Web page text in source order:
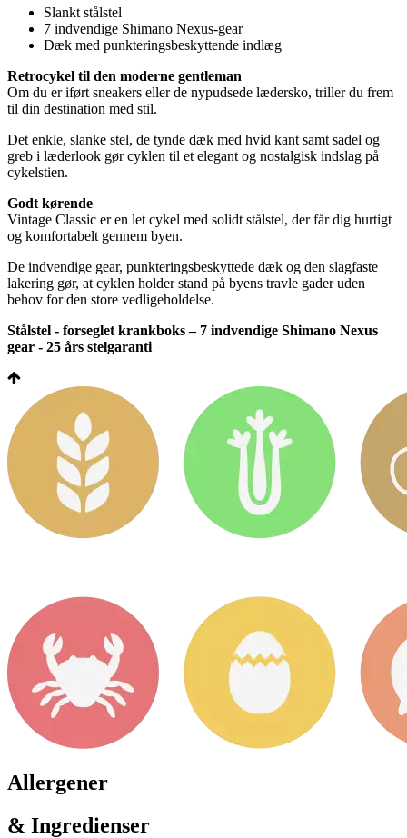
Slankt stålstel
7 indvendige Shimano Nexus-gear
Dæk med punkteringsbeskyttende indlæg
Retrocykel til den moderne gentleman
Om du er iført sneakers eller de nypudsede lædersko, triller du frem
til din destination med stil.
Det enkle, slanke stel, de tynde dæk med hvid kant samt sadel og
greb i læderlook gør cyklen til et elegant og nostalgisk indslag på
cykelstien.
Godt kørende
Vintage Classic er en let cykel med solidt stålstel, der får dig hurtigt
og komfortabelt gennem byen.
De indvendige gear, punkteringsbeskyttede dæk og den slagfaste
lakering gør, at cyklen holder stand på byens travle gader uden
behov for den store vedligeholdelse.
Stålstel - forseglet krankboks – 7 indvendige Shimano Nexus
gear - 25 års stelgaranti
Allergener
& Ingredienser